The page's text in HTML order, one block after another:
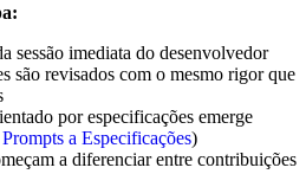
sessão imediata do desenvolvedor
são revisados com o mesmo rigor que
por especificações emerge
a Especificações)
a diferenciar entre contribuições